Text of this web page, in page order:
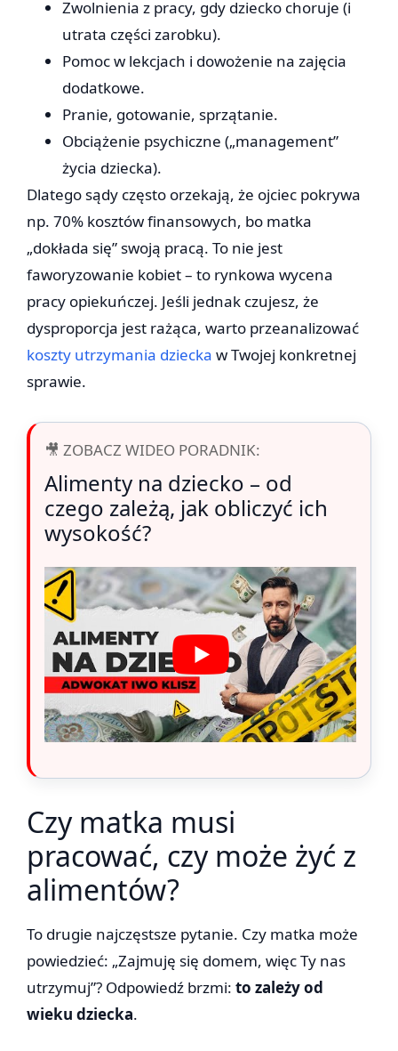
Zwolnienia z pracy, gdy dziecko choruje (i
utrata części zarobku).
Pomoc w lekcjach i dowożenie na zajęcia
dodatkowe.
Pranie, gotowanie, sprzątanie.
Obciążenie psychiczne („management”
życia dziecka).
Dlatego sądy często orzekają, że ojciec pokrywa
np. 70% kosztów finansowych, bo matka
„dokłada się” swoją pracą. To nie jest
faworyzowanie kobiet – to rynkowa wycena
pracy opiekuńczej. Jeśli jednak czujesz, że
dysproporcja jest rażąca, warto przeanalizować
koszty utrzymania dziecka w Twojej konkretnej
sprawie.
🎥 ZOBACZ WIDEO PORADNIK:
Alimenty na dziecko – od
czego zależą, jak obliczyć ich
wysokość?
Czy matka musi
pracować, czy może żyć z
alimentów?
To drugie najczęstsze pytanie. Czy matka może
powiedzieć: „Zajmuję się domem, więc Ty nas
utrzymuj”? Odpowiedź brzmi: to zależy od
wieku dziecka.